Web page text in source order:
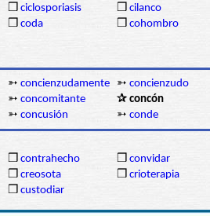
❒ ciclosporiasis ❒ cilanco
❒ coda ❒ cohombro
➳ concienzudamente ➳ concienzudo
➳ concomitante ✰ concón
➳ concusión ➳ conde
❒ contrahecho ❒ convidar
❒ creosota ❒ crioterapia
❒ custodiar